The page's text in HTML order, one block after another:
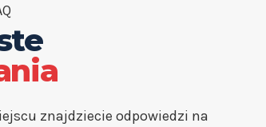
znajdziecie odpowiedzi na